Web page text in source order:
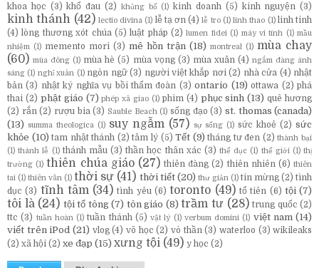
khoa học (3) khổ đau (2) khủng bố (1) kinh doanh (5) kinh nguyện (3)
kinh thánh (42) lectio divina (1) lễ tạ ơn (4) lễ tro (1) linh thao (1) linh tinh
(4) lòng thương xót chúa (5) luật pháp (2) lumen fidei (1) máy vi tính (1) mầu
nhiệm
(1) memento mori (3) mê hồn trận (18) montreal (1) mùa chay
(60) mùa đông (1) mùa hè (5) mùa vọng (3) mùa xuân (4) ngắm đàng ánh
sáng (1) nghỉ xuân (1) ngôn ngữ (3) người việt khắp nơi (2) nhà cửa (4) nhật
bản (3) nhật ký nghĩa vụ bồi thẩm đoàn (3) ontario (19) ottawa (2) phá
thai (2) phật giáo (7) phép xã giao (1) phim (4) phục sinh (13) quê hương
(2) rắn (2) rượu bia (3) Sauble Beach (1) sống đạo (3) st. thomas (canada)
(13)
summa theologica (1) suy ngẫm (57) sự sống (1) sức khoẻ (2) sức
khỏe (10) tam nhật thánh (2) tâm lý (5) Tết (9) tháng tư đen (2) thành bại
(1) thánh lễ (1) thánh mẫu (3) thần học thân xác (3) thể dục (1) thế giới (1) thị
trường (1) thiên chúa giáo (27) thiên đàng (2) thiên nhiên (6) thiên
tai (1) thiên văn (1) thời sự (41) thời tiết (20) thư giản (1) tin mừng (2) tình
dục (3) tĩnh tâm (34) tình yêu (6) toronto (49) tổ tiên (6) tội (7)
tôi là (24) tội tổ tông (7) tôn giáo (8) trầm tư (28) trung quốc (2)
ttc (3) tuần hoàn (1) tuần thánh (5) vật lý (1) verbum domini (1) việt nam (14)
viết trên iPod (21) vlog (4) võ học (2) vô thần (3) waterloo (3) wikileaks
(2) xã hội (2) xe đạp (15) xưng tội (49) y học (2)